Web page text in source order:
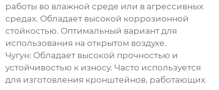
работы во влажной среде или в агрессивных
средах. Обладает высокой коррозионной
стойкостью. Оптимальный вариант для
использования на открытом воздухе.
Чугун: Обладает высокой прочностью и
устойчивостью к износу. Часто используется
для изготовления кронштейнов, работающих